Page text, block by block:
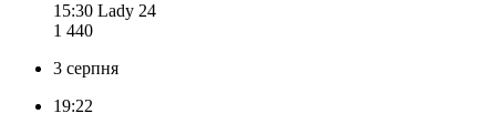
15:30 Lady 24
1 440
3 серпня
19:22